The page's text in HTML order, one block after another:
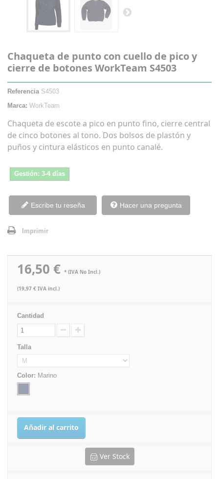
Chaqueta de punto con cuello de pico y
cierre de botones WorkTeam S4503
Referencia S4503
Marca: WorkTeam
Chaqueta de escote a pico en punto fino, cierre central
de cinco botones al tono. Dos bolsos de plastón y
puños y cintura elásticos en punto canalé.
Gestión: 3-4 días
Escribe tu reseña Hacer una pregunta
Imprimir
16,50 € * (IVA No Incl.)
(19,97 € IVA incl.)
Cantidad
Talla
Color: Marino
Añadir al carrito
Ver Stock